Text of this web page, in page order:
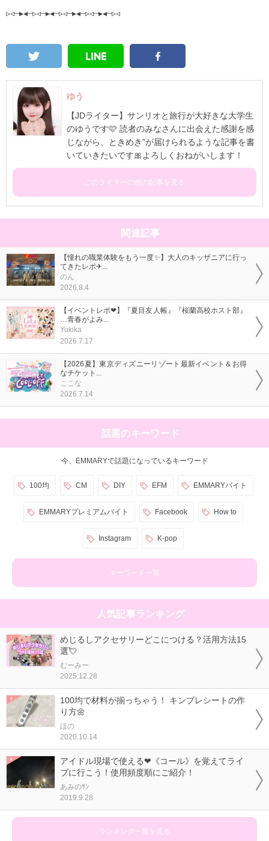
▹◃┄▸◂┄▹◃┄▸◂┄▹◃┄▸◂┄▹◃┄▸◂┄▹◃
ゆう
【JDライター】サンリオと旅行が大好きな大学生
のゆうです🩷 読者のみなさんに出会えた感謝を感
じながら、ときめき”が届けられるような記事を書
いていきたいです🎀よろしくおねがいします！
このライターの他の記事を見る
関連記事
【憧れの職業体験をもう一度✨】大人のキッザニアに行っ
てきたレポ✈...
のん
2026.8.4
【イベントレポ❤】『夏目友人帳』『桜蘭高校ホスト部』
…青春がよみ...
Yukika
2026.7.17
【2026夏】東京ディズニーリゾート最新イベント＆お得
なチケット...
ここな
2026.7.14
話題のキーワード
今、EMMARYで話題になっているキーワード
100均 CM DIY EFM EMMARYバイト
EMMARYプレミアムバイト Facebook How to
Instagram K-pop
キーワード一覧
人気記事ランキング
めじるしアクセサリーどこにつける？活用方法15
選💘
むーみー
2025.12.28
100均で材料が揃っちゃう！ キンブレシートの作
り方🌼
ほの
2020.10.14
アイドル現場で使える❤《コール》を覚えてライ
ブに行こう！使用頻度順にご紹介！
あみのｻﾝ
2019.9.28
ランキング一覧を見る